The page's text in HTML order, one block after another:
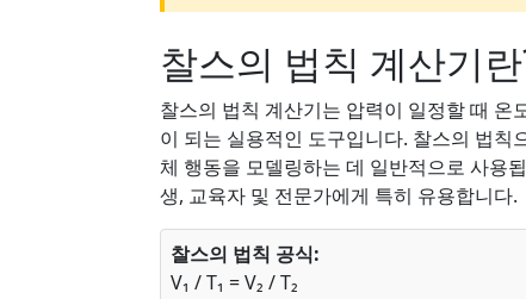
찰스의 법칙 계산기
찰스의 법칙 계산기는 압력이 일정할 때
이 되는 실용적인 도구입니다. 찰스의 법칙
체 행동을 모델링하는 데 일반적으로 사용
생, 교육자 및 전문가에게 특히 유용합니다.
찰스의 법칙 공식:
V₁ / T₁ = V₂ / T₂